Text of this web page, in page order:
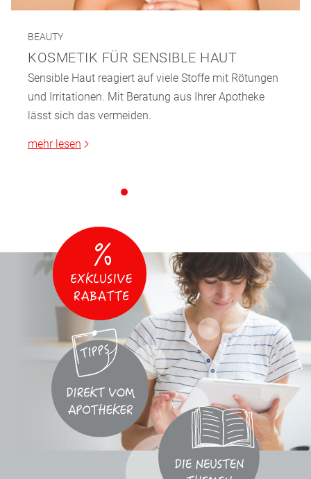
BEAUTY
KOSMETIK FÜR SENSIBLE HAUT
Sensible Haut reagiert auf viele Stoffe mit Rötungen
und Irritationen. Mit Beratung aus Ihrer Apotheke
lässt sich das vermeiden.
mehr lesen